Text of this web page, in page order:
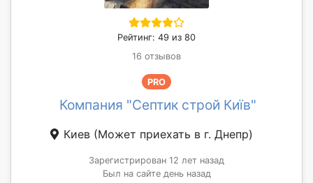
Рейтинг: 49 из 80
16 отзывов
PRO
Компания "Септик строй Київ"
Киев (Может приехать в г. Днепр)
Зарегистрирован 12 лет назад
Был на сайте день назад